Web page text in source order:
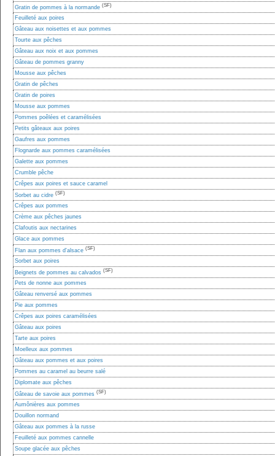
Gratin de pommes à la normande (SF)
Feuilleté aux poires
Gâteau aux noisettes et aux pommes
Tourte aux pêches
Gâteau aux noix et aux pommes
Gâteau de pommes granny
Mousse aux pêches
Gratin de pêches
Gratin de poires
Mousse aux pommes
Pommes poêlées et caramélisées
Petits gâteaux aux poires
Gaufres aux pommes
Flognarde aux pommes caramélisées
Galette aux pommes
Crumble pêche
Crêpes aux poires et sauce caramel
Sorbet au cidre (SF)
Crêpes aux pommes
Crème aux pêches jaunes
Clafoutis aux nectarines
Glace aux pommes
Flan aux pommes d'alsace (SF)
Sorbet aux poires
Beignets de pommes au calvados (SF)
Pets de nonne aux pommes
Gâteau renversé aux pommes
Pie aux pommes
Crêpes aux poires caramélisées
Gâteau aux poires
Tarte aux poires
Moelleux aux pommes
Gâteau aux pommes et aux poires
Pommes au caramel au beurre salé
Diplomate aux pêches
Gâteau de savoie aux pommes (SF)
Aumônières aux pommes
Douillon normand
Gâteau aux pommes à la russe
Feuilleté aux pommes cannelle
Soupe glacée aux pêches